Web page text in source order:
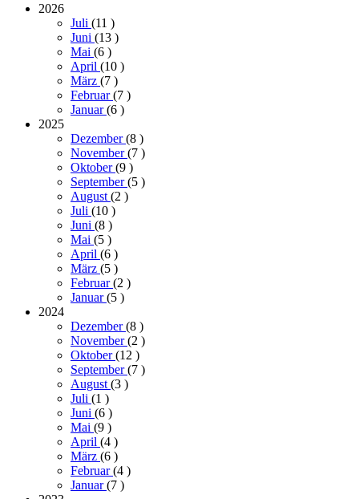
2026
Juli (11 )
Juni (13 )
Mai (6 )
April (10 )
März (7 )
Februar(7 )
Januar(6 )
2025
Dezember(8 )
November(7 )
Oktober(9 )
September(5 )
August (2 )
Juli (10 )
Juni (8 )
Mai (5 )
April (6 )
März (5 )
Februar(2 )
Januar(5 )
2024
Dezember(8 )
November(2 )
Oktober(12 )
September(7 )
August (3 )
Juli (1 )
Juni (6 )
Mai (9 )
April (4 )
März (6 )
Februar(4 )
Januar(7 )